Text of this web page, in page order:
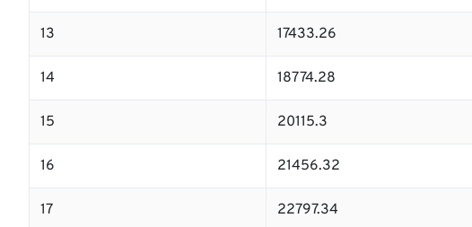
13 17433.26
14 18774.28
15 20115.3
16 21456.32
17 22797.34